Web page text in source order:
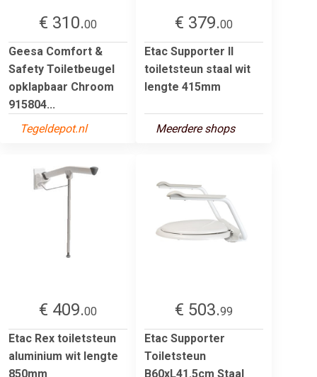
€ 310.00
Geesa Comfort &
Safety Toiletbeugel
opklapbaar Chroom
915804...
Tegeldepot.nl
€ 379.00
Etac Supporter II
toiletsteun staal wit
lengte 415mm
Meerdere shops
€ 409.00
Etac Rex toiletsteun
aluminium wit lengte
850mm
€ 503.99
Etac Supporter
Toiletsteun
B60xL41.5cm Staal